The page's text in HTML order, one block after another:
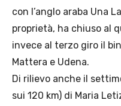
con l’anglo araba Una
proprietà, ha chiuso al
invece al terzo giro il
Mattera e Udena.
Di rilievo anche il
sui 120 km) di Maria